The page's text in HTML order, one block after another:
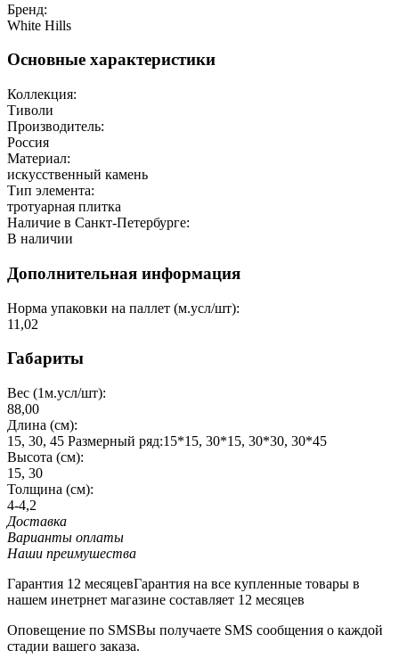
Бренд:
White Hills
Основные характеристики
Коллекция:
Тиволи
Производитель:
Россия
Материал:
искусственный камень
Тип элемента:
тротуарная плитка
Наличие в Санкт-Петербурге:
В наличии
Дополнительная информация
Норма упаковки на паллет (м.усл/шт):
11,02
Габариты
Вес (1м.усл/шт):
88,00
Длина (см):
15, 30, 45 Размерный ряд:15*15, 30*15, 30*30, 30*45
Высота (см):
15, 30
Толщина (см):
4-4,2
Доставка
Варианты оплаты
Наши преимушества
Гарантия 12 месяцевГарантия на все купленные товары в
нашем инетрнет магазине составляет 12 месяцев
Оповещение по SMSВы получаете SMS сообщения о каждой
стадии вашего заказа.